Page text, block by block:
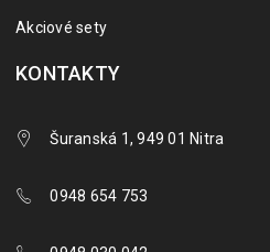
Akciové sety
KONTAKTY
Šuranská 1, 949 01 Nitra
0948 654 753